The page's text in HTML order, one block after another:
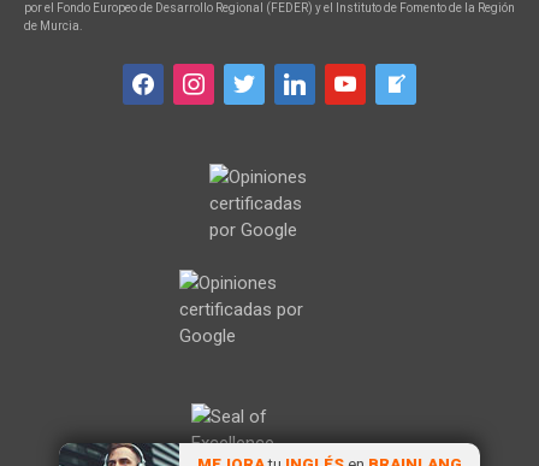
por el Fondo Europeo de Desarrollo Regional (FEDER) y el Instituto de Fomento de la Región
de Murcia.
facebookinstagram
twitter linkedin youtube welcome-
write-